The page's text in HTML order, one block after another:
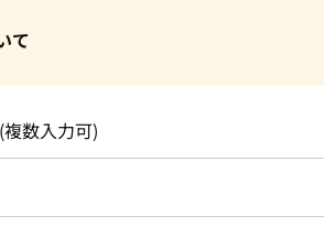
て
(複数入力可)